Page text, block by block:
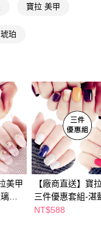
之同意方可使用
失，本公司不負相關責
之用戶狀況，依本公司即
形，本公司將視審查結果
若發現惡意使用之情形，
度並採取法律行動。
寶拉 美甲
珀
美甲
貝
拉格
【廠商直送】寶
三件優惠套組-湛
空+托斯卡尼+英
NT$588